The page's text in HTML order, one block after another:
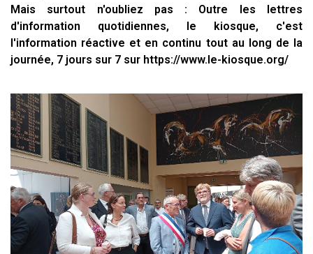
Mais surtout n'oubliez pas : Outre les lettres
d'information quotidiennes, le kiosque, c'est
l'information réactive et en continu tout au long de la
journée, 7 jours sur 7 sur https://www.le-kiosque.org/